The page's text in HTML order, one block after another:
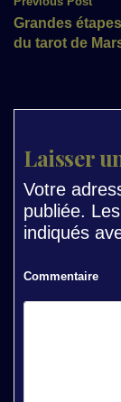
Post
navigation
Grandes
du tarot de
Laisser
Votre
publiée.
indiqués
Commentaire